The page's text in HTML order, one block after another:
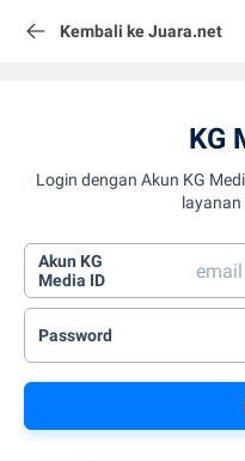
Kembali ke Juara.net
KG
Login dengan Akun KG
layanan
Akun KG
Media ID
Password